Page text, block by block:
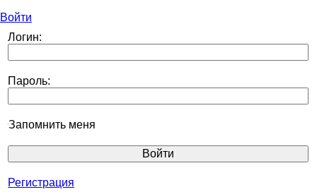
Войти
Логин:
Пароль:
Запомнить меня
Регистрация